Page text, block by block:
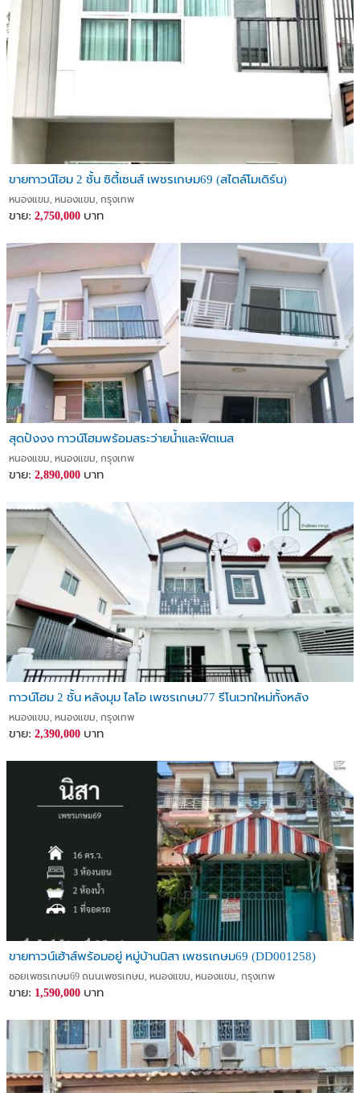
ขายทาวน์โฮม 2 ชั้น ซิตี้เซนส์ เพชรเกษม69 (สไตล์โมเดิร์น)
หนองแขม, หนองแขม, กรุงเทพ
ขาย: 2,750,000 บาท
สุดปังงง ทาวน์โฮมพร้อมสระว่ายน้ำและฟิตเนส
หนองแขม, หนองแขม, กรุงเทพ
ขาย: 2,890,000 บาท
ทาวน์โฮม 2 ชั้น หลังมุม ไลโอ เพชรเกษม77 รีโนเวทใหม่ทั้งหลัง
หนองแขม, หนองแขม, กรุงเทพ
ขาย: 2,390,000 บาท
ขายทาวน์เฮ้าส์พร้อมอยู่ หมู่บ้านนิสา เพชรเกษม69 (DD001258)
ซอยเพชรเกษม69 ถนนเพชรเกษม, หนองแขม, หนองแขม, กรุงเทพ
ขาย: 1,590,000 บาท